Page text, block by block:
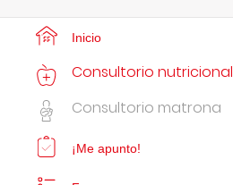
Inicio
Consultorio nutricional
Consultorio matrona
¡Me apunto!